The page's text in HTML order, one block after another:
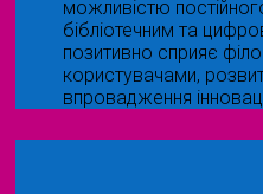
можливістю
бібліотечним та
позитивно сприяє
користувачами,
впровадження